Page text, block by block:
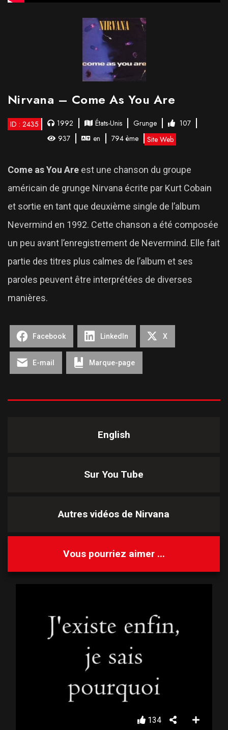
Nirvana – Come As You Are
ID : 2435 1992 États-Unis Grunge
107
937
en 794 ème Site Web
Come as You Are est une chanson du groupe
américain de grunge Nirvana écrite par Kurt Cobain
et sortie en tant que deuxième single de l’album
Nevermind en 1992. Cette chanson a été composée
un peu avant l’enregistrement de Nevermind. Elle fait
partie des titres plus calmes de l’album et ses
paroles peuvent être interprétées de diverses
manières.
Facebook LinkedIn X
E-mail Marque-page
English
Sur You Tube
Autres vidéos de Nirvana
Vous pourriez aimer ...
134